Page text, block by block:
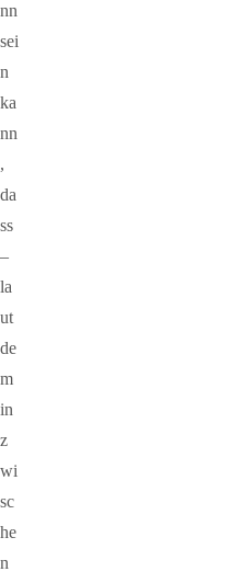
nn
sei
n
ka
nn
,
da
ss
–
la
ut
de
m
in
z
wi
sc
he
n